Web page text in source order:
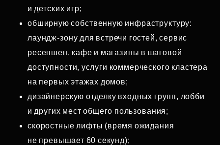
и детских игр;
обширную собственную инфраструктуру:
лаундж‑зону для встречи гостей, сервис
ресепшен, кафе и магазины в шаговой
доступности, услуги коммерческого кластера
на первых этажах домов;
дизайнерскую отделку входных групп, лобби
и других мест общего пользования;
скоростные лифты (время ожидания
не превышает 60 секунд);